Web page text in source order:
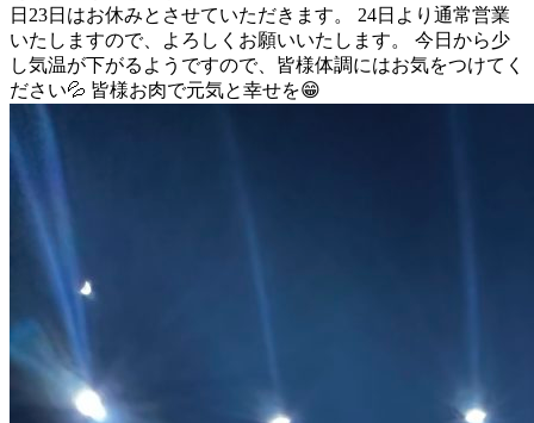
日23日はお休みとさせていただきます。 24日より通常営業
いたしますので、よろしくお願いいたします。 今日から少
し気温が下がるようですので、皆様体調にはお気をつけてく
ださい💦 皆様お肉で元気と幸せを😁